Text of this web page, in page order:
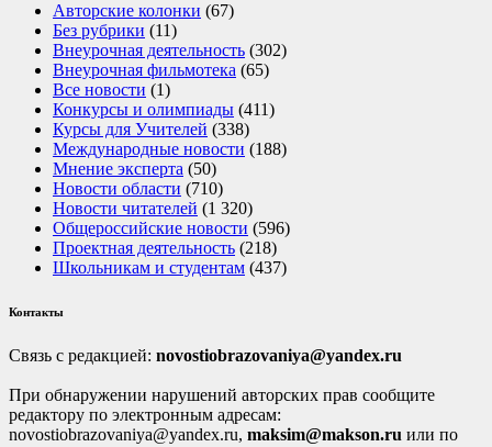
Авторские колонки (67)
Без рубрики (11)
Внеурочная деятельность (302)
Внеурочная фильмотека (65)
Все новости (1)
Конкурсы и олимпиады (411)
Курсы для Учителей (338)
Международные новости (188)
Мнение эксперта (50)
Новости области (710)
Новости читателей (1 320)
Общероссийские новости (596)
Проектная деятельность (218)
Школьникам и студентам (437)
Контакты
Связь с редакцией: novostiobrazovaniya@yandex.ru
При обнаружении нарушений авторских прав сообщите
редактору по электронным адресам:
novostiobrazovaniya@yandex.ru, maksim@makson.ru или по